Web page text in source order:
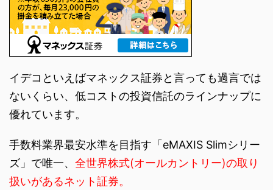
イデコといえばマネックス証券と言っても過言では
ないくらい、低コストの投資信託のラインナップに
優れています。
手数料業界最安水準を目指す「eMAXIS Slimシリー
ズ」で唯一、 全世界株式(オールカントリー)の取り
扱いがあるネット証券。